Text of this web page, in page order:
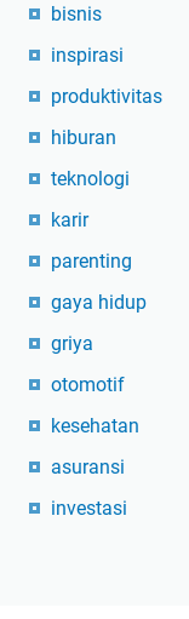
bisnis
inspirasi
produktivitas
hiburan
teknologi
karir
parenting
gaya hidup
griya
otomotif
kesehatan
asuransi
investasi